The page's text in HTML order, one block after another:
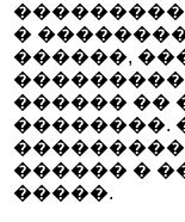
�
������,
������ ��
��������.
������ �
�����.